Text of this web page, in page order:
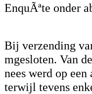
EnquÃªte onder
Bij verzending
mgesloten. Van
nees werd op
terwijl tevens